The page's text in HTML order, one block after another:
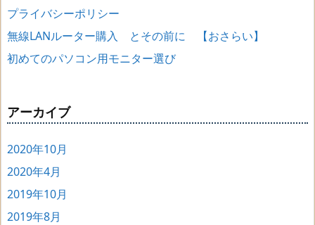
プライバシーポリシー
無線LANルーター購入 とその前に 【おさらい】
初めてのパソコン用モニター選び
アーカイブ
2020年10月
2020年4月
2019年10月
2019年8月